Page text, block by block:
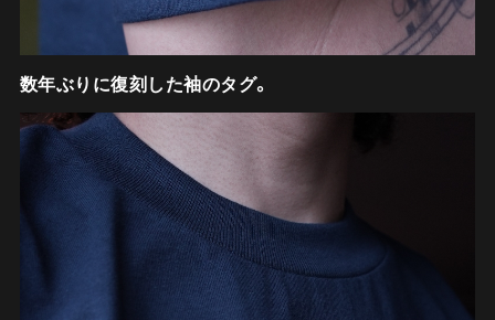
数年ぶりに復刻した袖のタグ。